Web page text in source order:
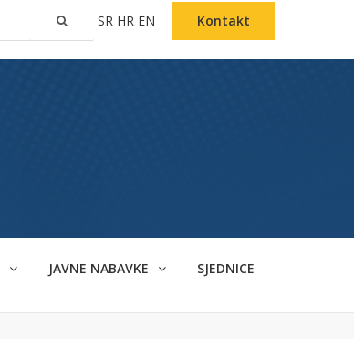
SR HR EN Kontakt
JAVNE NABAVKE SJEDNICE